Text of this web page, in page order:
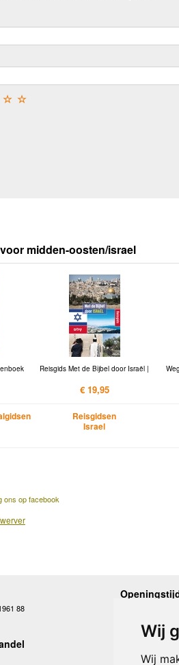
Wij
Wij
☆
☆
midden-oosten/israel
Reisgids Met de Bijbel door Israël |
€ 19,95
Reisgidsen
Israel
ons op facebook
88
Vrijdag